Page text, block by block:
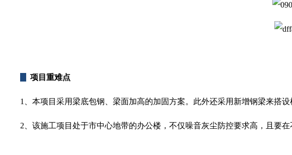
项目重难点
1、本项目采用梁底包钢、梁面加高的加固方案。此外还采用新增钢梁来搭
2、该施工项目处于市中心地带的办公楼，不仅噪音灰尘防控要求高，且要